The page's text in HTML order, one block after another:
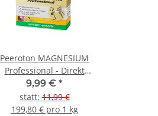
Peeroton MAGNESIUM
Professional - Direkt
Sticks - Muskelfit
Manager 20
StückTropic Maracuja
9,99 € *
statt:11,99 €
199,80 € pro 1 kg